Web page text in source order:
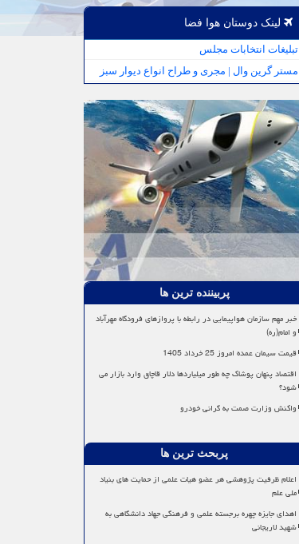
لینک دوستان هوا فضا
تبلیغات انتخابات مجلس
مستر گرین وال | مجری و طراح انواع دیوار سبز
پربیننده ترین ها
خبر مهم سازمان هواپیمایی در رابطه با پروازهای فرودگاه مهرآباد
و امام(ره)
قیمت سیمان عمده امروز 25 خرداد 1405
اقتصاد پنهان پوشاک چه طور میلیاردها دلار قاچاق وارد بازار می
شود؟
واکنش وزارت صمت به گرانی خودرو
پربحث ترین ها
اعلام ظرفیت پژوهشی هر عضو هیات علمی از حمایت های بنیاد
ملی علم
اهدای جایزه چهره برجسته علمی و فرهنگی جهاد دانشگاهی به
شهید لاریجانی